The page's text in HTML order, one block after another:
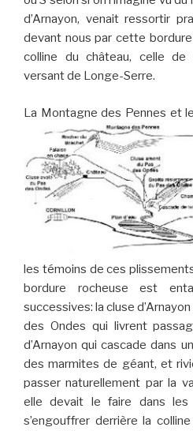
d’Arnayon, venait ressortir
devant nous par cette
colline du château, celle
versant de Longe-Serre.
La Montagne des Pennes et
les témoins de ces
bordure rocheuse est
successives: la cluse
des Ondes qui livrent
d’Arnayon qui cascade dans
des marmites de géant, et
passer naturellement par la
elle devait le faire dans les
s’engouffrer derrière la